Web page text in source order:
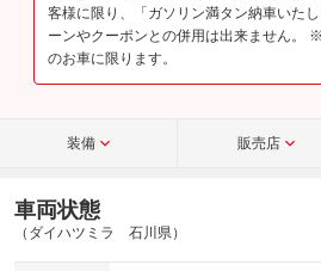
客様に限り、「ガソリン満タン納車いた
ーンやクーポンとの併用は出来ません。
のお車に限ります。
装備 販売店
車両状態
（ダイハツミラ 石川県）